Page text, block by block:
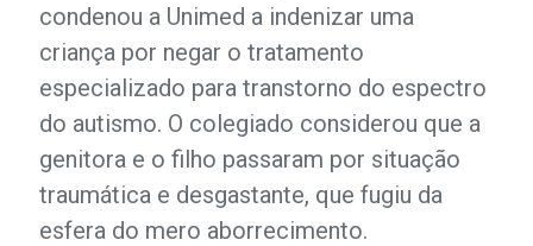
condenou a Unimed a indenizar uma
criança por negar o tratamento
especializado para transtorno do espectro
do autismo. O colegiado considerou que a
genitora e o filho passaram por situação
traumática e desgastante, que fugiu da
esfera do mero aborrecimento.